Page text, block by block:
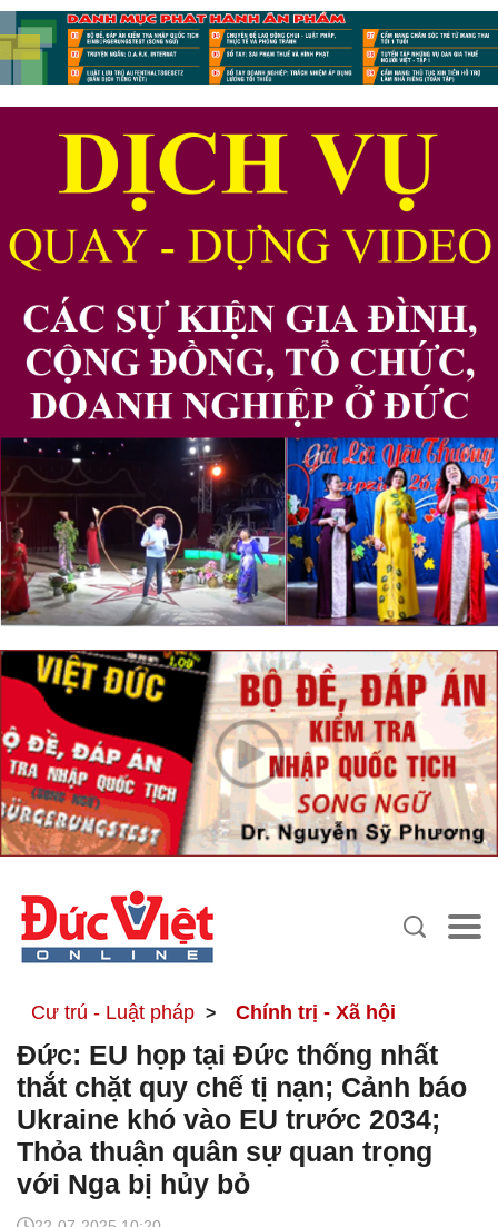
Cư trú - Luật pháp Chính trị - Xã hội
Đức: EU họp tại Đức thống nhất
thắt chặt quy chế tị nạn; Cảnh báo
Ukraine khó vào EU trước 2034;
Thỏa thuận quân sự quan trọng
với Nga bị hủy bỏ